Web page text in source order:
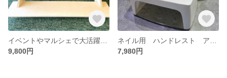
9,800円
7,980円